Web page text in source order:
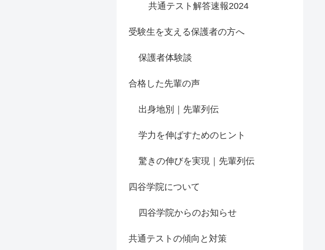
共通テスト解答速報2024
受験生を支える保護者の方へ
保護者体験談
合格した先輩の声
出身地別｜先輩列伝
学力を伸ばすためのヒント
驚きの伸びを実現｜先輩列伝
四谷学院について
四谷学院からのお知らせ
共通テストの傾向と対策